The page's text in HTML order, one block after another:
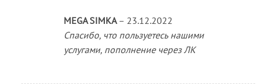
MEGA SIMKA – 23.12.2022
Спасибо, что пользуетесь нашими
услугами, пополнение через ЛК